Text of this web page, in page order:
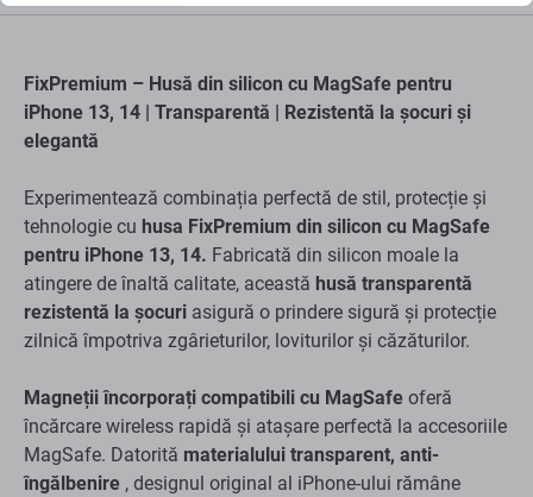
FixPremium – Husă din silicon cu MagSafe pentru
iPhone 13, 14 | Transparentă | Rezistentă la șocuri și
elegantă
Experimentează combinația perfectă de stil, protecție și
tehnologie cu husa FixPremium din silicon cu MagSafe
pentru iPhone 13, 14. Fabricată din silicon moale la
atingere de înaltă calitate, această husă transparentă
rezistentă la șocuri asigură o prindere sigură și protecție
zilnică împotriva zgârieturilor, loviturilor și căzăturilor.
Magneții încorporați compatibili cu MagSafe oferă
încărcare wireless rapidă și atașare perfectă la accesoriile
MagSafe. Datorită materialului transparent, anti-
îngălbenire , designul original al iPhone-ului rămâne